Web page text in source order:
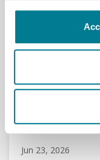
Interview
dezelfde
Jun 23, 2026